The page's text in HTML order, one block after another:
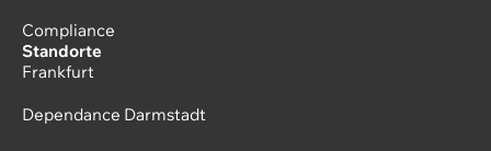
Compliance
Standorte
Frankfurt
Dependance Darmstadt